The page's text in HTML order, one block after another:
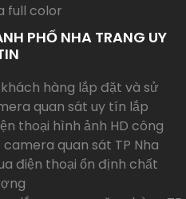
full color
PHỐ NHA TRANG UY
hàng lắp đặt và sử
quan sát uy tín lắp
thoại hình ảnh HD công
quan sát TP Nha
điện thoại ổn định chất